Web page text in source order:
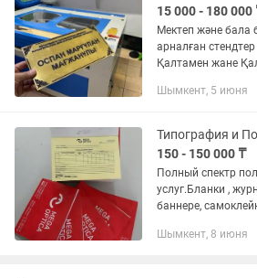
15 000 - 180 000
Мектеп және бала
арналған
Қалтамен жане
көлемде ұсыныстар
внутри...
Шымкент, 5 июня
150 - 150 000 ₸
Полный спектр
услуг.Бланки ,
баннере,
ение логотипа на
Шымкент, 8 июня